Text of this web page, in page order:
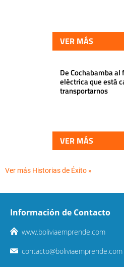
VER MÁS
De Cochabamba
eléctrica que está
transportarnos
VER MÁS
Ver más Historias de Éxito »
Información de Contacto
www.boliviaemprende.com
contacto@boliviaemprende.com